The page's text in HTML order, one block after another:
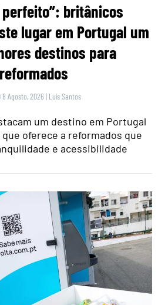
perfeito”: britânicos
lugar em Portugal um
destinos para
reformados
8 Agosto, 2026 | Luís Santos
um destino em Portugal
oferece a reformados que
e acessibilidade